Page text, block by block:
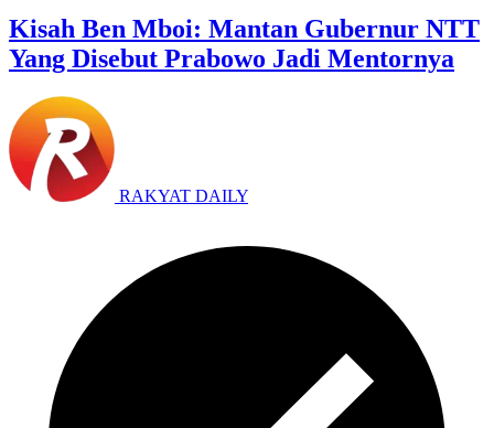
Kisah Ben Mboi: Mantan Gubernur NTT
Yang Disebut Prabowo Jadi Mentornya
RAKYAT DAILY